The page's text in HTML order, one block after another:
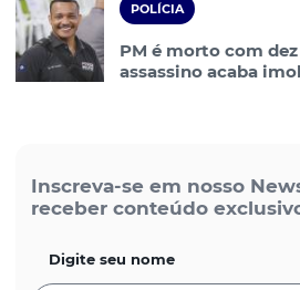
POLÍCIA
PM é morto com
assassino acaba
Inscreva-se em nosso
receber conteúdo
Digite seu nome